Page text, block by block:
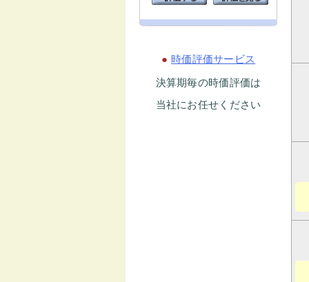
● 時価評価サービス
決算期毎の時価評価は
当社にお任せください